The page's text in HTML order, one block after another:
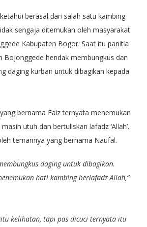
berasal dari salah satu kambing
sengaja ditemukan oleh masyarakat
Kabupaten Bogor. Saat itu panitia
Bojonggede hendak membungkus dan
daging kurban untuk dibagikan kepada
bernama Faiz ternyata menemukan
utuh dan bertuliskan lafadz ‘Allah’.
temannya yang bernama Naufal.
daging untuk dibagikan.
hati kambing berlafadz Allah,”
kelihatan, tapi pas dicuci ternyata itu